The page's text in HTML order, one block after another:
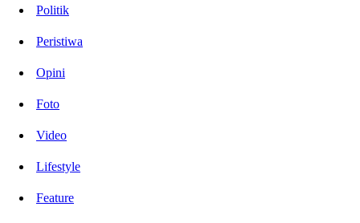
Politik
Peristiwa
Opini
Foto
Video
Lifestyle
Feature